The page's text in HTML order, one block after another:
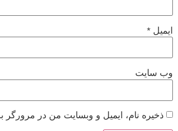
ایمیل *
وب‌ سایت
ذخیره نام، ایمیل و وبسایت من در مرورگر